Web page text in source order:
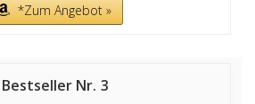
*Zum Angebot »
3